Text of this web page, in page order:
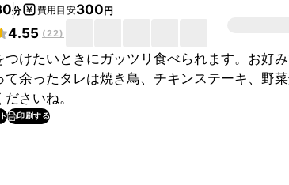
分 費用目安300円
4.55 (22)
つけたいときにガッツリ食べられます。お好
て余ったタレは焼き鳥、チキンステーキ、野
さいね。
印刷する